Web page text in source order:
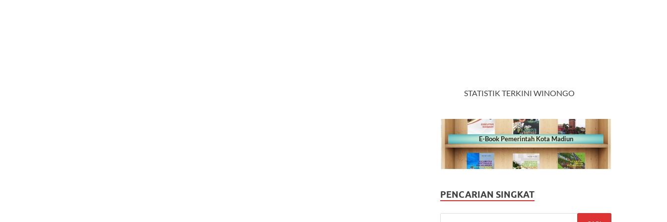
STATISTIK TERKINI WINONGO
E-Book Pemerintah Kota Madiun
PENCARIAN SINGKAT